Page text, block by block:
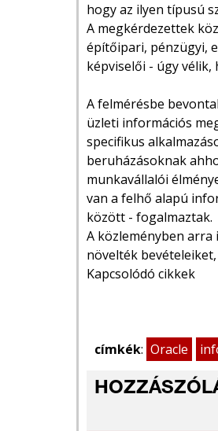
hogy az ilyen típusú
A megkérdezettek
építőipari, pénzügyi,
képviselői - úgy
A felmérésbe
üzleti információs
specifikus
beruházásoknak
munkavállalói
van a felhő alapú
között - fogalmaztak.
A közleményben arra
növelték
Kapcsolódó cikkek
címkék: Oracle